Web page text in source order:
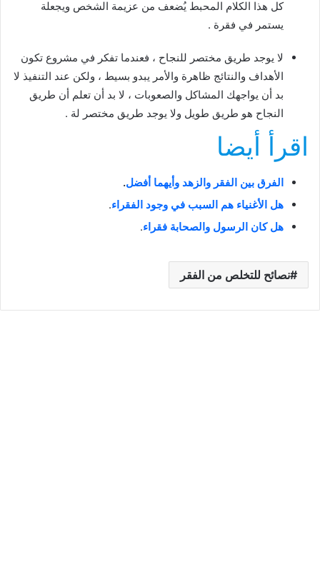
كل هذا الكلام المحبط يُضعف من عزيمة الشخص ويجعلة
يستمر في فقرة .
لا يوجد طريق مختصر للنجاح ، فعندما تفكر في مشروع تكون
الأهداف والنتائج ظاهرة والأمر يبدو بسيط ، ولكن عند التنفيذ لا
بد أن يواجهك المشاكل والصعوبات ، لا بد أن تعلم أن طريق
النجاح هو طريق طويل ولا يوجد طريق مختصر لة .
اقرأ أيضا
الفرق بين الفقر والزهد وأيهما أفضل.
هل الأغنياء هم السبب في وجود الفقراء.
هل كان الرسول والصحابة فقراء.
نصائح للتخلص من الفقر